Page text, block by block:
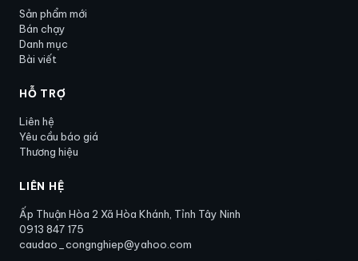
Sản phẩm mới
Bán chạy
Danh mục
Bài viết
HỖ TRỢ
Liên hệ
Yêu cầu báo giá
Thương hiệu
LIÊN HỆ
Ấp Thuận Hòa 2 Xã Hòa Khánh, Tỉnh Tây Ninh
0913 847 175
caudao_congnghiep@yahoo.com